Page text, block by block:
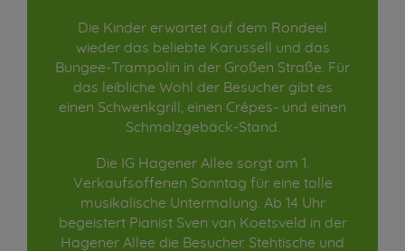
Die Kinder erwartet auf dem Rondeel
wieder das beliebte Karussell und das
Bungee-Trampolin in der Großen Straße. Für
das leibliche Wohl der Besucher gibt es
einen Schwenkgrill, einen Crêpes- und einen
Schmalzgebäck-Stand.
Die IG Hagener Allee sorgt am 1.
Verkaufsoffenen Sonntag für eine tolle
musikalische Untermalung. Ab 14 Uhr
begeistert Pianist Sven van Koetsveld in der
Hagener Allee die Besucher. Stehtische und